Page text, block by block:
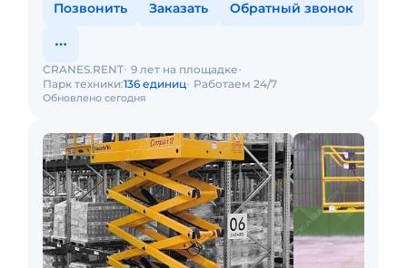
Позвонить Заказать Обратный звонок
Обновлено сегодня
CRANES.RENT 9 лет на площадке
Парк техники:136 единиц Работаем 24/7